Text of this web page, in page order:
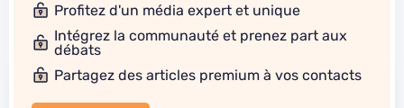
Profitez d'un média expert et unique
Intégrez la communauté et prenez part aux
débats
Partagez des articles premium à vos contacts